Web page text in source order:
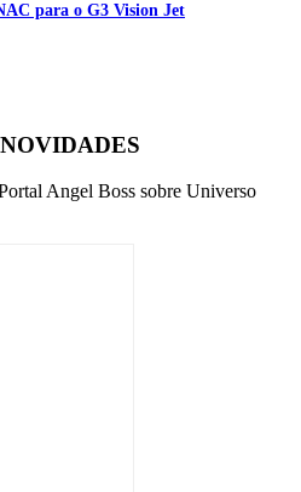
para o G3 Vision Jet
Angel Boss sobre Universo